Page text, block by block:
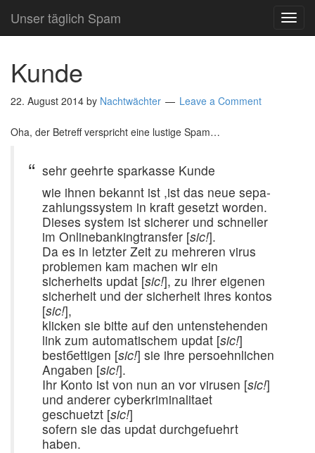
Unser täglich Spam
Kunde
22. August 2014 by Nachtwächter Leave a Comment
Oha, der Betreff verspricht eine lustige Spam…
sehr geehrte sparkasse Kunde
wie ihnen bekannt ist ,ist das neue sepa-
zahlungssystem in kraft gesetzt worden.
Dieses system ist sicherer und schneller
im Onlinebankingtransfer [sic!].
Da es in letzter Zeit zu mehreren virus
problemen kam machen wir ein
sicherheits updat [sic!], zu ihrer eigenen
sicherheit und der sicherheit ihres kontos
[sic!],
klicken sie bitte auf den untenstehenden
link zum automatischem updat [sic!]
bestбettigen [sic!] sie ihre persoehnlichen
Angaben [sic!].
Ihr Konto ist von nun an vor virusen [sic!]
und anderer cyberkriminalitaet
geschuetzt [sic!]
sofern sie das updat durchgefuehrt
haben.